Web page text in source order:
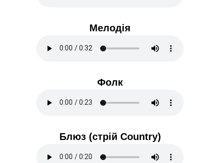
Мелодія
Фолк
Блюз (стрій Country)